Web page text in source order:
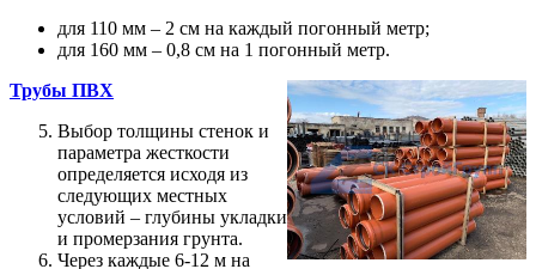
для 110 мм – 2 см на каждый погонный метр;
для 160 мм – 0,8 см на 1 погонный метр.
Трубы ПВХ
Выбор толщины стенок и
параметра жесткости
определяется исходя из
следующих местных
условий – глубины укладки
и промерзания грунта.
Через каждые 6-12 м на